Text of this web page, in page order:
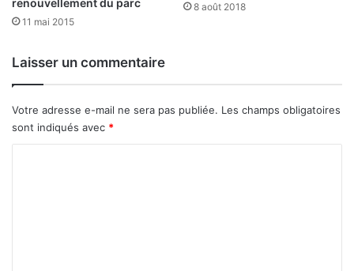
d
i
a
renouvellement du parc
11 mai 2015
8 août 2018
Laisser un commentaire
Votre adresse e-mail ne sera pas publiée. Les champs obligatoires
sont indiqués avec *